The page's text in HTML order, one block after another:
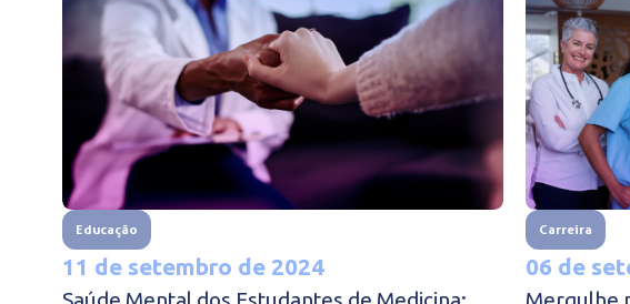
Educação
11 de setembro de 2024
Carreira
06 de